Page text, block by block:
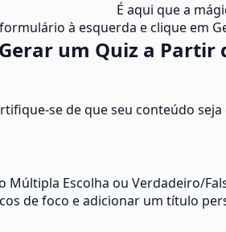
É aqui que a
à esquerda e clique em
um Quiz a Partir
se de que seu conteúdo
Escolha ou Verdadeiro/
de foco e adicionar um título